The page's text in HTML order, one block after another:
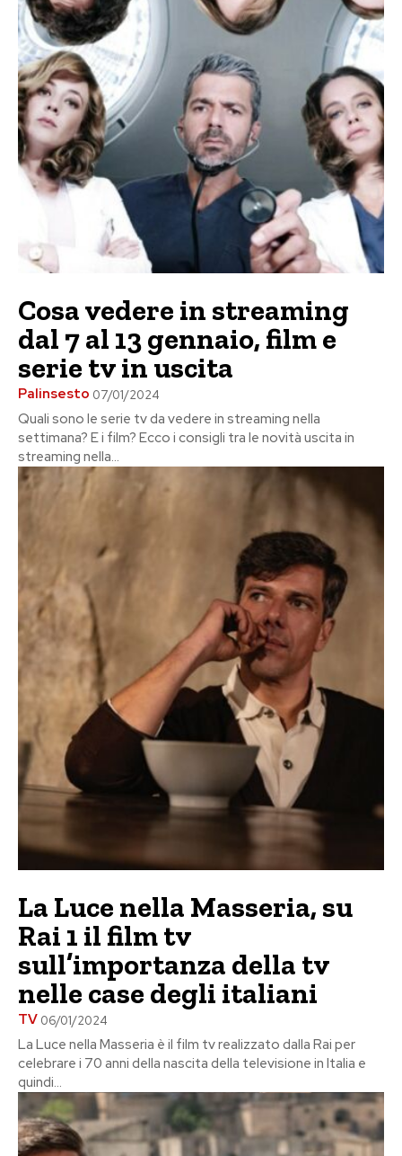
Cosa vedere in streaming
dal 7 al 13 gennaio, film e
serie tv in uscita
Palinsesto 07/01/2024
Quali sono le serie tv da vedere in streaming nella
settimana? E i film? Ecco i consigli tra le novità uscita in
streaming nella...
La Luce nella Masseria, su
Rai 1 il film tv
sull’importanza della tv
nelle case degli italiani
TV 06/01/2024
La Luce nella Masseria è il film tv realizzato dalla Rai per
celebrare i 70 anni della nascita della televisione in Italia e
quindi...